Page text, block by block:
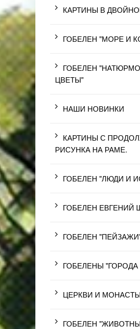
КАРТИНЫ В
ГОБЕЛЕН "МОРЕ И
ГОБЕЛЕН
ЦВЕТЫ"
НАШИ НОВИНКИ
КАРТИНЫ С
РИСУНКА НА РАМЕ.
ГОБЕЛЕН "ЛЮДИ И
ГОБЕЛЕН ЕВГЕНИЙ
ГОБЕЛЕН
ГОБЕЛЕНЫ
ЦЕРКВИ И
ГОБЕЛЕН